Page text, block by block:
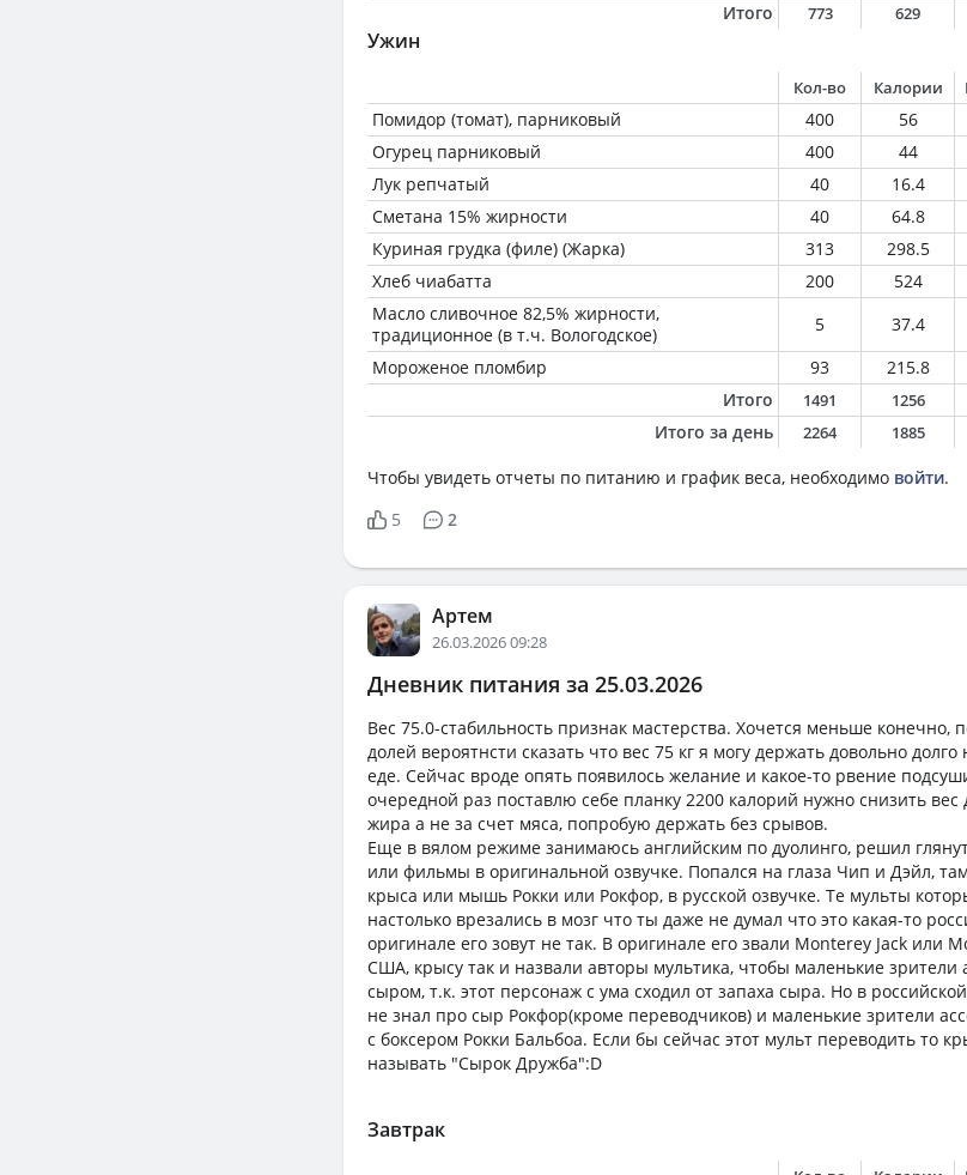
Итого
773 629
Ужин
Кол-во Калории
Помидор (томат), парниковый 400 56
Огурец парниковый
400 44
Лук репчатый
40 16.4
Сметана 15% жирности
40 64.8
Куриная грудка (филе) (Жарка)
313 298.5
Хлеб чиабатта
200 524
Масло сливочное 82,5% жирности,
традиционное (в т.ч. Вологодское)
5 37.4
Мороженое пломбир
93 215.8
Итого
1491 1256
Итого за день 2264 1885
Чтобы увидеть отчеты по питанию и график веса, необходимо войти.
5
2
Артем
26.03.2026 09:28
Дневник питания за 25.03.2026
Вес 75.0-стабильность признак мастерства. Хочется меньше конечно,
долей вероятнсти сказать что вес 75 кг я могу держать довольно
еде. Сейчас вроде опять появилось желание и какое-то рвение
очередной раз поставлю себе планку 2200 калорий нужно снизить вес
жира а не за счет мяса, попробую держать без срывов.
Еще в вялом режиме занимаюсь английским по дуолинго, решил
или фильмы в оригинальной озвучке. Попался на глаза Чип и Дэйл,
крыса или мышь Рокки или Рокфор, в русской озвучке. Те мульты
настолько врезались в мозг что ты даже не думал что это какая-то
оригинале его зовут не так. В оригинале его звали Monterey Jack или
США, крысу так и назвали авторы мультика, чтобы маленькие зрители
сыром, т.к. этот персонаж с ума сходил от запаха сыра. Но в
не знал про сыр Рокфор(кроме переводчиков) и маленькие зрители
с боксером Рокки Бальбоа. Если бы сейчас этот мульт переводить то
называть "Сырок Дружба":D
Завтрак